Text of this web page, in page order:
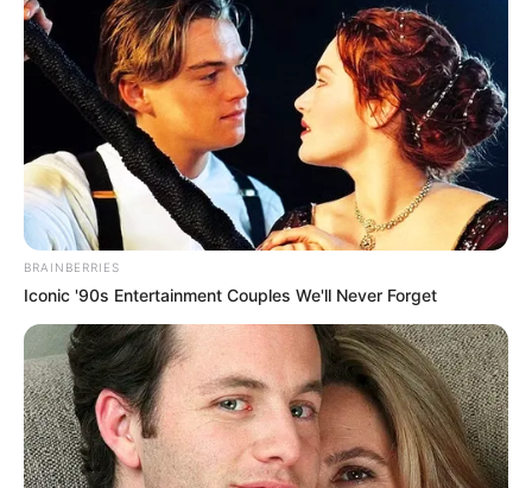
BRAINBERRIES
Iconic '90s Entertainment Couples We'll Never Forget